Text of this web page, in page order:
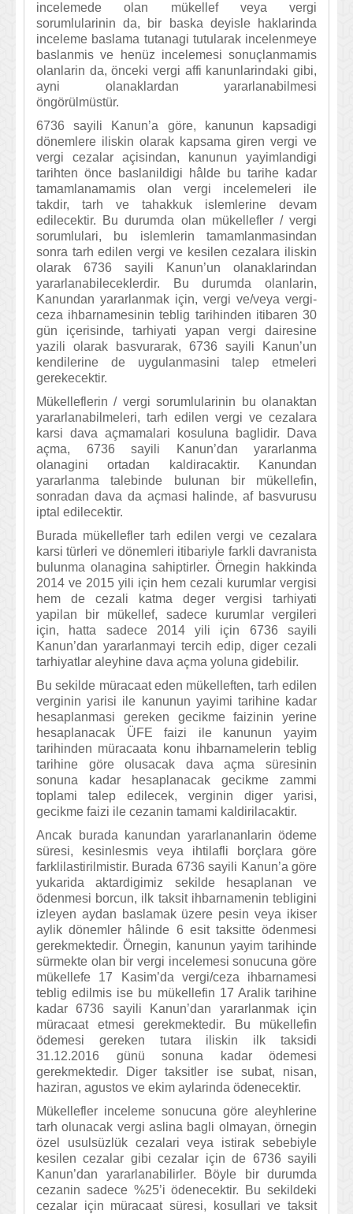
incelemede olan mükellef veya vergi
sorumlularinin da, bir baska deyisle haklarinda
inceleme baslama tutanagi tutularak incelenmeye
baslanmis ve henüz incelemesi sonuçlanmamis
olanlarin da, önceki vergi affi kanunlarindaki gibi,
ayni olanaklardan yararlanabilmesi
öngörülmüstür.
6736 sayili Kanun’a göre, kanunun kapsadigi
dönemlere iliskin olarak kapsama giren vergi ve
vergi cezalar açisindan, kanunun yayimlandigi
tarihten önce baslanildigi hâlde bu tarihe kadar
tamamlanamamis olan vergi incelemeleri ile
takdir, tarh ve tahakkuk islemlerine devam
edilecektir. Bu durumda olan mükellefler / vergi
sorumlulari, bu islemlerin tamamlanmasindan
sonra tarh edilen vergi ve kesilen cezalara iliskin
olarak 6736 sayili Kanun’un olanaklarindan
yararlanabileceklerdir. Bu durumda olanlarin,
Kanundan yararlanmak için, vergi ve/veya vergi-
ceza ihbarnamesinin teblig tarihinden itibaren 30
gün içerisinde, tarhiyati yapan vergi dairesine
yazili olarak basvurarak, 6736 sayili Kanun’un
kendilerine de uygulanmasini talep etmeleri
gerekecektir.
Mükelleflerin / vergi sorumlularinin bu olanaktan
yararlanabilmeleri, tarh edilen vergi ve cezalara
karsi dava açmamalari kosuluna baglidir. Dava
açma, 6736 sayili Kanun’dan yararlanma
olanagini ortadan kaldiracaktir. Kanundan
yararlanma talebinde bulunan bir mükellefin,
sonradan dava da açmasi halinde, af basvurusu
iptal edilecektir.
Burada mükellefler tarh edilen vergi ve cezalara
karsi türleri ve dönemleri itibariyle farkli davranista
bulunma olanagina sahiptirler. Örnegin hakkinda
2014 ve 2015 yili için hem cezali kurumlar vergisi
hem de cezali katma deger vergisi tarhiyati
yapilan bir mükellef, sadece kurumlar vergileri
için, hatta sadece 2014 yili için 6736 sayili
Kanun’dan yararlanmayi tercih edip, diger cezali
tarhiyatlar aleyhine dava açma yoluna gidebilir.
Bu sekilde müracaat eden mükelleften, tarh edilen
verginin yarisi ile kanunun yayimi tarihine kadar
hesaplanmasi gereken gecikme faizinin yerine
hesaplanacak ÜFE faizi ile kanunun yayim
tarihinden müracaata konu ihbarnamelerin teblig
tarihine göre olusacak dava açma süresinin
sonuna kadar hesaplanacak gecikme zammi
toplami talep edilecek, verginin diger yarisi,
gecikme faizi ile cezanin tamami kaldirilacaktir.
Ancak burada kanundan yararlananlarin ödeme
süresi, kesinlesmis veya ihtilafli borçlara göre
farklilastirilmistir. Burada 6736 sayili Kanun’a göre
yukarida aktardigimiz sekilde hesaplanan ve
ödenmesi borcun, ilk taksit ihbarnamenin tebligini
izleyen aydan baslamak üzere pesin veya ikiser
aylik dönemler hâlinde 6 esit taksitte ödenmesi
gerekmektedir. Örnegin, kanunun yayim tarihinde
sürmekte olan bir vergi incelemesi sonucuna göre
mükellefe 17 Kasim’da vergi/ceza ihbarnamesi
teblig edilmis ise bu mükellefin 17 Aralik tarihine
kadar 6736 sayili Kanun’dan yararlanmak için
müracaat etmesi gerekmektedir. Bu mükellefin
ödemesi gereken tutara iliskin ilk taksidi
31.12.2016 günü sonuna kadar ödemesi
gerekmektedir. Diger taksitler ise subat, nisan,
haziran, agustos ve ekim aylarinda ödenecektir.
Mükellefler inceleme sonucuna göre aleyhlerine
tarh olunacak vergi aslina bagli olmayan, örnegin
özel usulsüzlük cezalari veya istirak sebebiyle
kesilen cezalar gibi cezalar için de 6736 sayili
Kanun’dan yararlanabilirler. Böyle bir durumda
cezanin sadece %25’i ödenecektir. Bu sekildeki
cezalar için müracaat süresi, kosullari ve taksit